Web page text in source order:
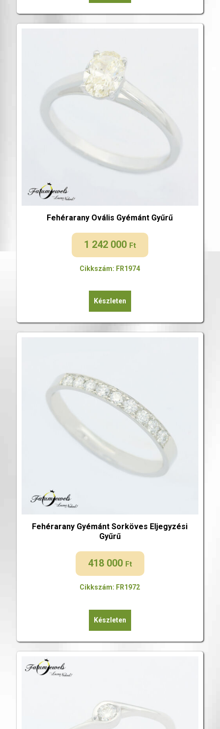
Fehérarany Ovális Gyémánt Gyűrű
1 242 000 Ft
Cikkszám: FR1974
Készleten
Fehérarany Gyémánt Sorköves Eljegyzési
Gyűrű
418 000 Ft
Cikkszám: FR1972
Készleten